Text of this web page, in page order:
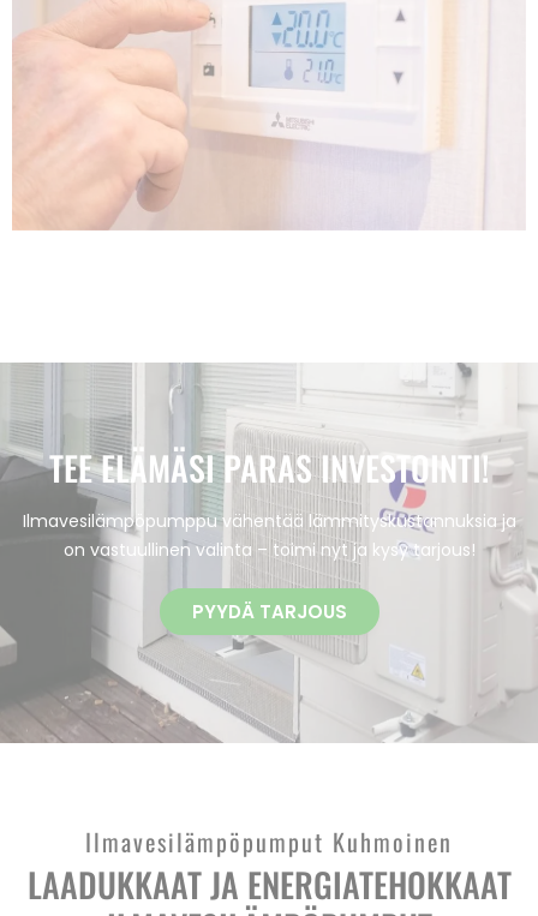
TEE ELÄMÄSI PARAS INVESTOINTI!
Ilmavesilämpöpumppu vähentää lämmityskustannuksia ja
on vastuullinen valinta – toimi nyt ja kysy tarjous!
PYYDÄ TARJOUS
Ilmavesilämpöpumput Kuhmoinen
LAADUKKAAT JA ENERGIATEHOKKAAT